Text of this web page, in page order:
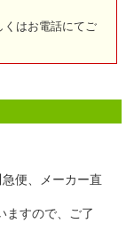
くはお電話にてご
便、メーカー直
ますので、ご了